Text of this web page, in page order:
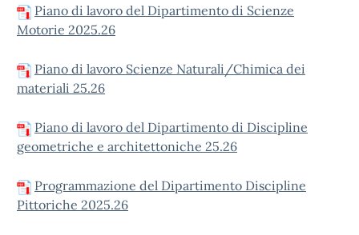
Piano di lavoro del Dipartimento di Scienze
Motorie 2025.26
Piano di lavoro Scienze Naturali/Chimica dei
materiali 25.26
Piano di lavoro del Dipartimento di Discipline
geometriche e architettoniche 25.26
Programmazione del Dipartimento Discipline
Pittoriche 2025.26